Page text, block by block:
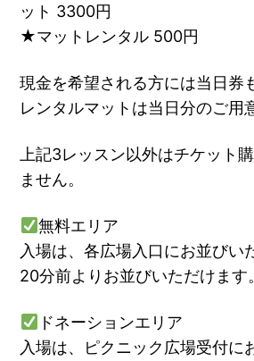
ット 3300円
★マットレンタル 500円
現金を希望される方には当日券
レンタルマットは当日分のご用
上記3レッスン以外はチケット
ません。
無料エリア
入場は、各広場入口にお並びい
20分前よりお並びいただけます。
ドネーションエリア
入場は、ピクニック広場受付に